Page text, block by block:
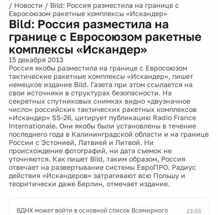
/ Новости / Bild: Россия разместила на границе с
Евросоюзом ракетные комплексы «Искандер»
Bild: Россия разместила на
границе с Евросоюзом ракетные
комплексы «Искандер»
15 декабря 2013
Россия якобы разместила на границе с Евросоюзом
тактические ракетные комплексы «Искандер», пишет
немецкое издание Bild. Газета при этом ссылается на
свои источники в структурах безопасности. На
секретных спутниковых снимках видно «двузначное
число» российских тактических ракетных комплексов
«Искандер» SS-26, цитирует публикацию Radio France
Internationale. Они якобы были установлены в течение
последнего года в Калининградской области и на границе
России с Эстонией, Латвией и Литвой. Ни
происхождение фотографий, ни дата съемок не
уточняются. Как пишет Bild, таким образом, Россия
отвечает на развертывание системы ЕвроПРО. Радиус
действия «Искандеров» затрагивают всю Польшу и
теоритически даже Берлин, отмечает издание.
23:05
ВДНХ может войти в основной список Всемирного